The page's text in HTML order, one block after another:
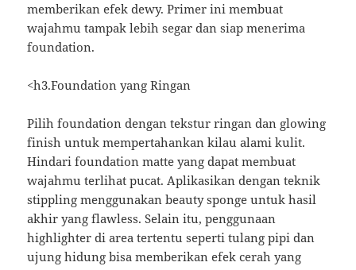
memberikan efek dewy. Primer ini membuat
wajahmu tampak lebih segar dan siap menerima
foundation.
<h3.Foundation yang Ringan
Pilih foundation dengan tekstur ringan dan glowing
finish untuk mempertahankan kilau alami kulit.
Hindari foundation matte yang dapat membuat
wajahmu terlihat pucat. Aplikasikan dengan teknik
stippling menggunakan beauty sponge untuk hasil
akhir yang flawless. Selain itu, penggunaan
highlighter di area tertentu seperti tulang pipi dan
ujung hidung bisa memberikan efek cerah yang